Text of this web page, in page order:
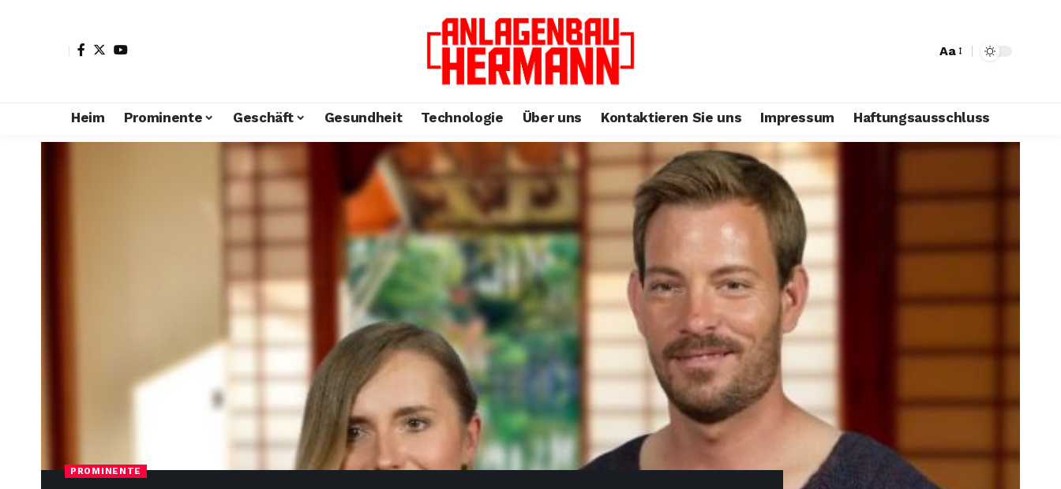
Aa
Heim Prominente Geschäft Gesundheit Technologie Über uns Kontaktieren Sie uns Impressum Haftungsausschluss
PROMINENTE